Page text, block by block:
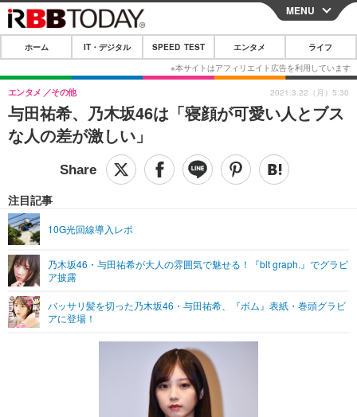
CLOSE
ホーム
IT・デジタル
IT・デジタルTOP スマートフォン
ショッピング その他
SPEED TEST
エンタメTOP 映画・ドラマ
グラビア
ショッピング その他
ライフTOP
その他
リリース一覧
プッシュ通知の停止方法
MENU
ホーム IT・デジタル SPEED TEST エンタメ ライフ
与田祐希、乃木坂46は「寝顔が可愛い人とブス
な人の差が激しい」
エンタメ その他
注目記事
10G光回線導入レポ
乃木坂46・与田祐希が大人の雰囲気で魅せる！『blt graph.』でグラビ
ア披露
バッサリ髪を切った乃木坂46・与田祐希、『ボム』表紙・巻頭グラビ
アに登場！
2021.3.22（月）5:30